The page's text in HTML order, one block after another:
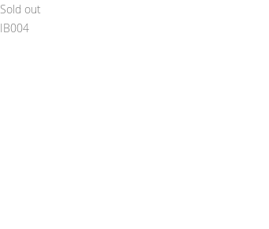
Sold out
IB004